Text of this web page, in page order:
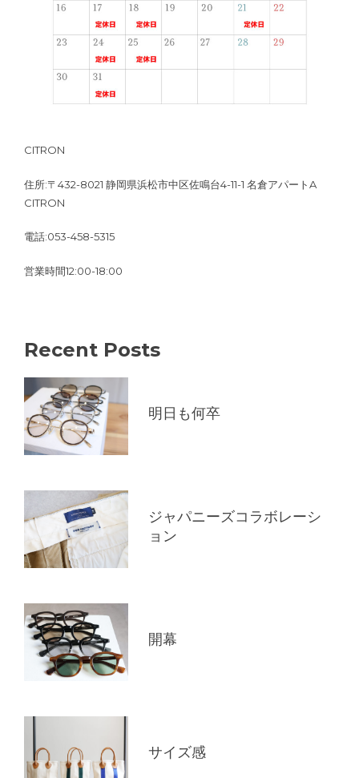
CITRON
住所:〒432-8021 静岡県浜松市中区佐鳴台4-11-1 名倉アパートA
CITRON
電話:053-458-5315
営業時間12:00-18:00
Recent Posts
明日も何卒
ジャパニーズコラボレーシ
ョン
開幕
サイズ感